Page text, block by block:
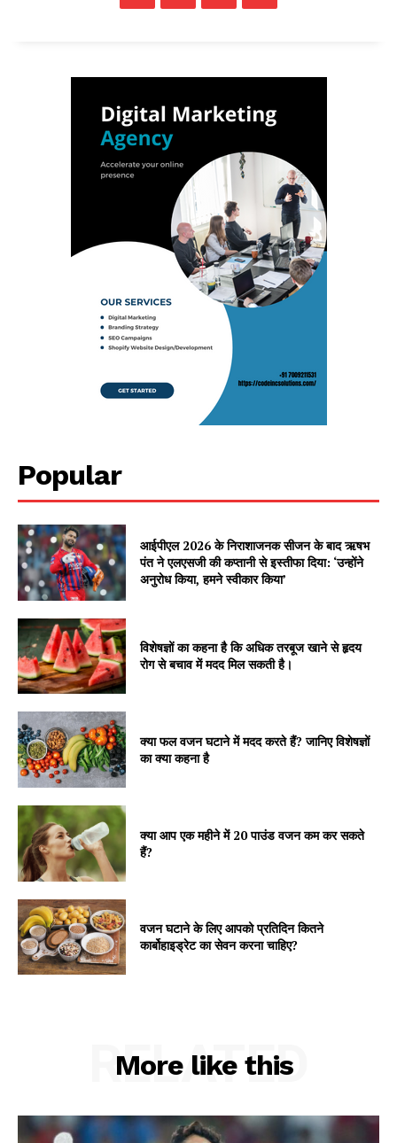
Popular
आईपीएल 2026 के निराशाजनक सीजन के बाद ऋषभ
पंत ने एलएसजी की कप्तानी से इस्तीफा दिया: ‘उन्होंने
अनुरोध किया, हमने स्वीकार किया’
विशेषज्ञों का कहना है कि अधिक तरबूज खाने से हृदय
रोग से बचाव में मदद मिल सकती है।
क्या फल वजन घटाने में मदद करते हैं? जानिए विशेषज्ञों
का क्या कहना है
क्या आप एक महीने में 20 पाउंड वजन कम कर सकते
हैं?
वजन घटाने के लिए आपको प्रतिदिन कितने
कार्बोहाइड्रेट का सेवन करना चाहिए?
More like this
RELATED